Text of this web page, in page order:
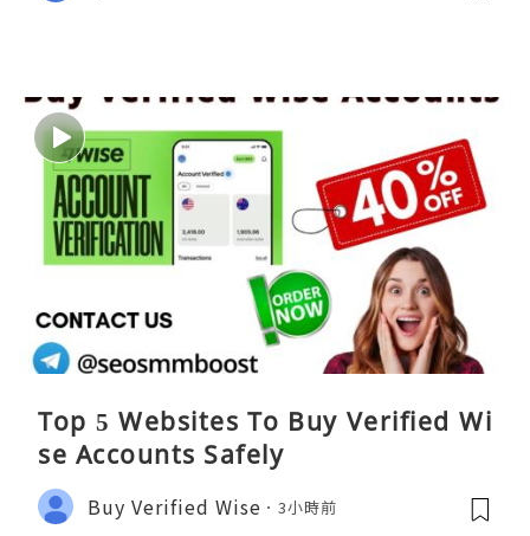
Top 5 Websites To Buy Verified Wi
se Accounts Safely
Buy Verified Wise 3小時前